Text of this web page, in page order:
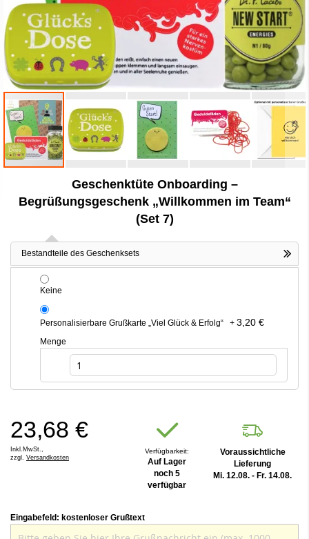
Bildergalerie
Geschenktüte Onboarding –
Begrüßungsgeschenk „Willkommen im Team“
(Set 7)
Bestandteile des Geschenksets
Keine
Personalisierbare Grußkarte „Viel Glück & Erfolg“ + 3,20 €
Menge
23,68 €
Inkl.MwSt.,
zzgl. Versandkosten
Verfügbarkeit:
Auf Lager
noch 5
verfügbar
Voraussichtliche
Lieferung
Mi. 12.08. - Fr. 14.08.
Eingabefeld: kostenloser Grußtext